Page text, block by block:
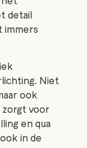
detail
immers
Niet
ook
zorgt voor
en qua
in de